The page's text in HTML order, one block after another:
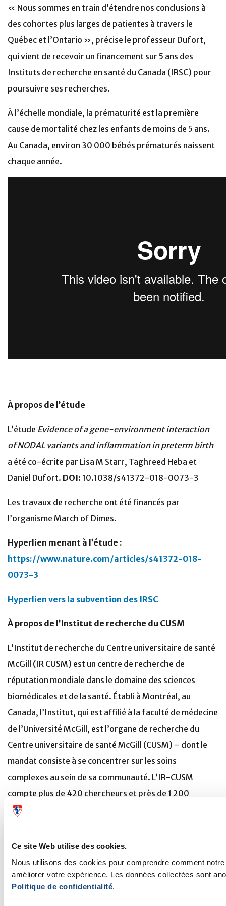
Ce site Web utilise des cookies.
Nous utilisons des cookies pour comprendre comment
améliorer votre expérience. Les données collectées sont
Politique de confidentialité.
« Nous sommes en train d’étendre nos conclusions à
des cohortes plus larges de patientes à travers le
Québec et l’Ontario », précise le professeur Dufort,
qui vient de recevoir un financement sur 5 ans des
Instituts de recherche en santé du Canada (IRSC) pour
poursuivre ses recherches.
À l’échelle mondiale, la prématurité est la première
cause de mortalité chez les enfants de moins de 5 ans.
Au Canada, environ 30 000 bébés prématurés naissent
chaque année.
À propos de l’étude
L’étude Evidence of a gene-environment interaction
of NODAL variants and inflammation in preterm birth
a été co-écrite par Lisa M Starr, Taghreed Heba et
Daniel Dufort. DOI: 10.1038/s41372-018-0073-3
Les travaux de recherche ont été financés par
l’organisme March of Dimes.
Hyperlien menant à l’étude :
https://www.nature.com/articles/s41372-018-
0073-3
Hyperlien vers la subvention des IRSC
À propos de l’Institut de recherche du CUSM
L’Institut de recherche du Centre universitaire de santé
McGill (IR CUSM) est un centre de recherche de
réputation mondiale dans le domaine des sciences
biomédicales et de la santé. Établi à Montréal, au
Canada, l’Institut, qui est affilié à la faculté de médecine
de l’Université McGill, est l’organe de recherche du
Centre universitaire de santé McGill (CUSM) – dont le
mandat consiste à se concentrer sur les soins
complexes au sein de sa communauté. L’IR-CUSM
compte plus de 420 chercheurs et près de 1 200
étudiants et stagiaires qui se consacrent à divers
secteurs de la recherche fondamentale, de la recherche
clinique et de la recherche en santé évaluative aux sites
Glen et à l’Hôpital général de Montréal du CUSM. Ses
installations de recherche offrent un environnement
multidisciplinaire dynamique qui favorise la